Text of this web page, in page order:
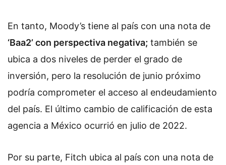
En tanto, Moody’s tiene al país con una nota de
‘Baa2’ con perspectiva negativa; también se
ubica a dos niveles de perder el grado de
inversión, pero la resolución de junio próximo
podría comprometer el acceso al endeudamiento
del país. El último cambio de calificación de esta
agencia a México ocurrió en julio de 2022.
Por su parte, Fitch ubica al país con una nota de